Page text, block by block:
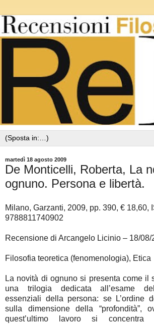
martedì 18 agosto 2009
De Monticelli, Roberta, La
ognuno. Persona e libertà.
Milano, Garzanti, 2009, pp. 390, € 18,60,
9788811740902
Recensione di Arcangelo Licinio – 18/08/
Filosofia teoretica (fenomenologia), Etica
La novità di ognuno si presenta come il
una trilogia dedicata all’esame
essenziali della persona: se L’ordine
sulla dimensione della “profondità”,
quest’ultimo lavoro si concentra